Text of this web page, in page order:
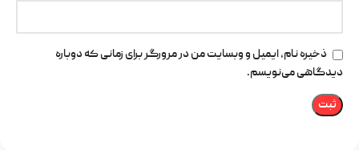
ذخیره نام، ایمیل و وبسایت من در مرورگر برای زمانی که دوباره
دیدگاهی می‌نویسم.